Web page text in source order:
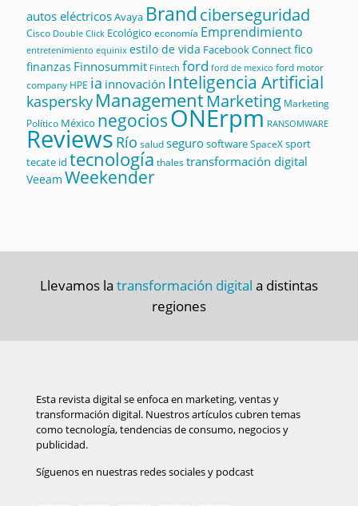
autos eléctricosAvaya Brandciberseguridad
Cisco Double Click Ecológico economía Emprendimiento
entretenimiento equinix estilo de vida Facebook Connectfico
finanzas Finnosummit Fintech ford ford de mexico ford motor
company HPE ia innovación Inteligencia Artificial
kaspersky ManagementMarketing Marketing
Político México negociosONErpm RANSOMWARE
Reviews Río saludsegurosoftwareSpaceXsport
tecate id tecnología thalestransformación digital
Veeam Weekender
Llevamos la transformación digital a distintas
regiones
Esta revista digital se enfoca en marketing, ventas y
transformación digital. Nuestros artículos cubren temas
como tecnología, tendencias de consumo, negocios y
publicidad.
Síguenos en nuestras redes sociales y podcast